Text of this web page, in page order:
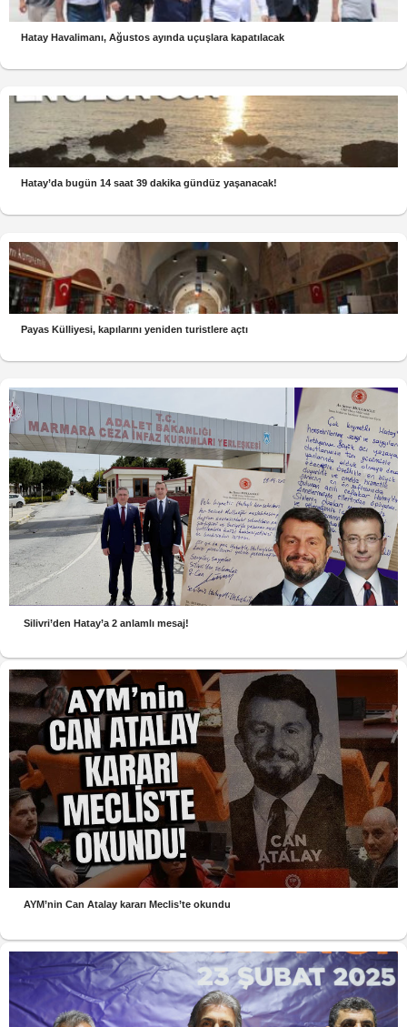
Hatay Havalimanı, Ağustos ayında uçuşlara kapatılacak
Hatay’da bugün 14 saat 39 dakika gündüz yaşanacak!
Payas Külliyesi, kapılarını yeniden turistlere açtı
Silivri’den Hatay’a 2 anlamlı mesaj!
AYM’nin Can Atalay kararı Meclis’te okundu